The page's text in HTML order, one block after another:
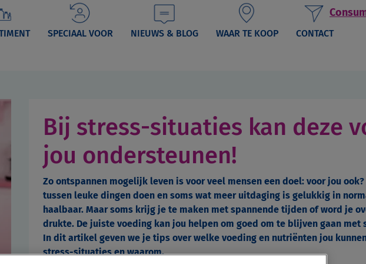
SPECIAAL VOOR NIEUWS & BLOG WAAR TE KOOP CONTACT
Bij stress-situaties kan deze
jou ondersteunen!
Zo ontspannen mogelijk leven is voor veel mensen een doel: voor jou
tussen leuke dingen doen en soms wat meer uitdaging is gelukkig in
haalbaar. Maar soms krijg je te maken met spannende tijden of word je
drukte. De juiste voeding kan jou helpen om goed om te blijven gaan met
In dit artikel geven we je tips over welke voeding en nutriënten jou
stress-situaties en waarom.